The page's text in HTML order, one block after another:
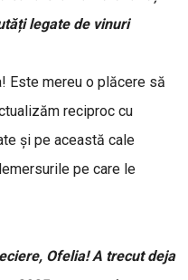
legate de vinuri
Este mereu o plăcere să
reciproc cu
și pe această cale
pe care le
Ofelia! A trecut deja